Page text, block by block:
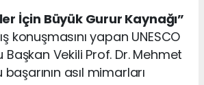
İçin Büyük Gurur Kaynağı”
konuşmasını yapan UNESCO
Başkan Vekili Prof. Dr. Mehmet
asıl mimarları